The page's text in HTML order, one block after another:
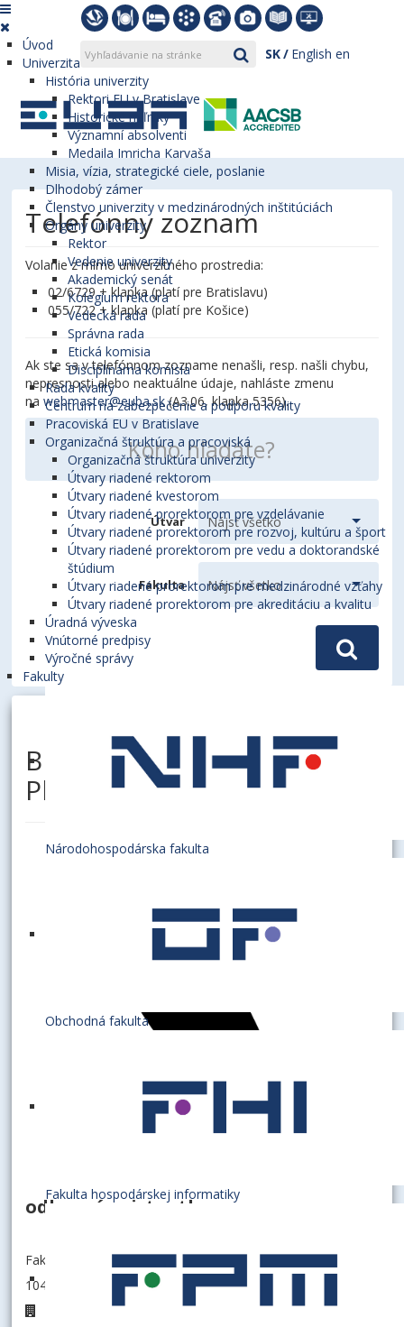
SK English en
Úvod
Univerzita
História univerzity
Rektori EU v Bratislave
Historické míľniky
Významní absolventi
Medaila Imricha Karvaša
Misia, vízia, strategické ciele, poslanie
Dlhodobý zámer
Členstvo univerzity v medzinárodných inštitúciách
Orgány univerzity
Rektor
Vedenie univerzity
Akademický senát
Kolégium rektora
Vedecká rada
Správna rada
Etická komisia
Disciplinárna komisia
Rada kvality
Centrum na zabezpečenie a podporu kvality
Pracoviská EU v Bratislave
Organizačná štruktúra a pracoviská
Organizačná štruktúra univerzity
Útvary riadené rektorom
Útvary riadené kvestorom
Útvary riadené prorektorom pre vzdelávanie
Útvary riadené prorektorom pre rozvoj, kultúru a šport
Útvary riadené prorektorom pre vedu a doktorandské
štúdium
Útvary riadené prorektorom pre medzinárodné vzťahy
Útvary riadené prorektorom pre akreditáciu a kvalitu
Úradná výveska
Vnútorné predpisy
Výročné správy
Fakulty
Národohospodárska fakulta
Obchodná fakulta
Fakulta hospodárskej informatiky
Telefónny zoznam
Volanie z mimo univerzitného prostredia:
02/6729 + klapka (platí pre Bratislavu)
055/722 + klapka (platí pre Košice)
Ak ste sa v telefónnom zozname nenašli, resp. našli chybu,
nepresnosti alebo neaktuálne údaje, nahláste zmenu
nawebmaster@euba.sk(A3.06, klapka 5356).
Útvar
Fakulta
BUKOVOVÁ, Sylvia, Ing.
PhDr., PhD.
odborná asistentka
Fakulta podnikového manažmentu
104002 - Katedra podnikovohospodárska